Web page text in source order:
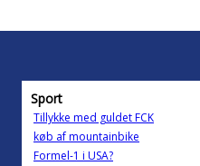
Sport
Tillykke med guldet FCK
køb af mountainbike
Formel-1 i USA?